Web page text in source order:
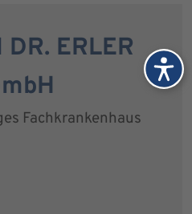
ERLER
Fachkrankenhaus